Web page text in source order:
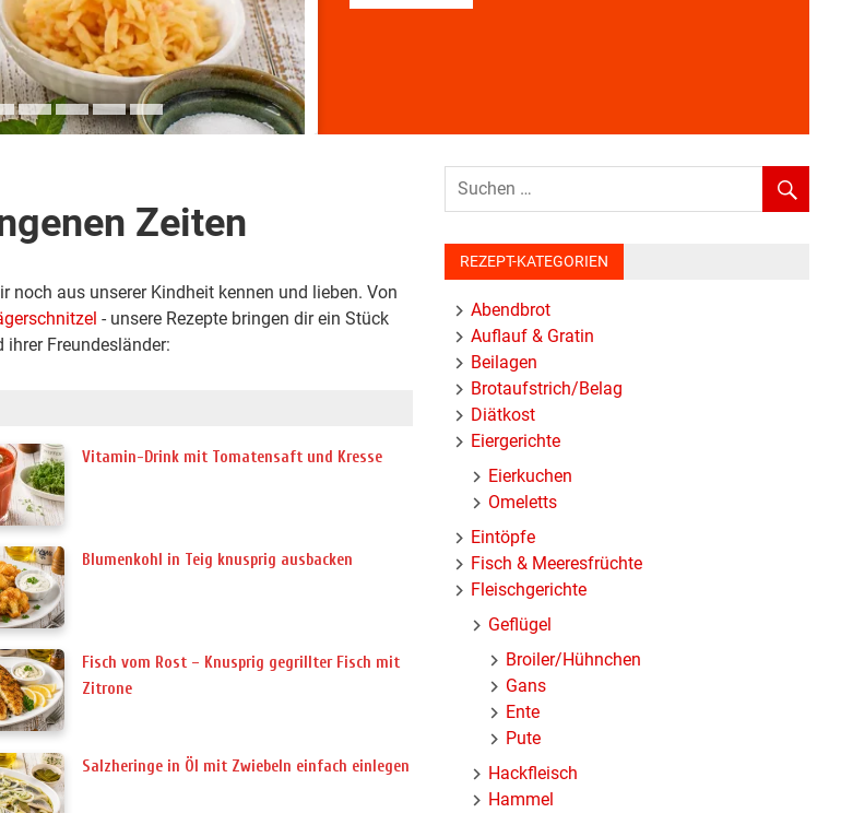
WEITERLESEN
WEITERLESEN
WEITERLESEN
WEITERLESEN
WEITERLESEN
Zeiten
noch aus unserer Kindheit kennen und lieben. Von
- unsere Rezepte bringen dir ein Stück
ihrer Freundesländer:
Vitamin-Drink mit Tomatensaft und Kresse
Blumenkohl in Teig knusprig ausbacken
Fisch vom Rost – Knusprig gegrillter Fisch mit
Zitrone
Salzheringe in Öl mit Zwiebeln einfach einlegen
REZEPT-KATEGORIEN
Abendbrot
Auflauf & Gratin
Beilagen
Brotaufstrich/Belag
Diätkost
Eiergerichte
Eierkuchen
Omeletts
Eintöpfe
Fisch & Meeresfrüchte
Fleischgerichte
Geflügel
Broiler/Hühnchen
Gans
Ente
Pute
Hackfleisch
Hammel